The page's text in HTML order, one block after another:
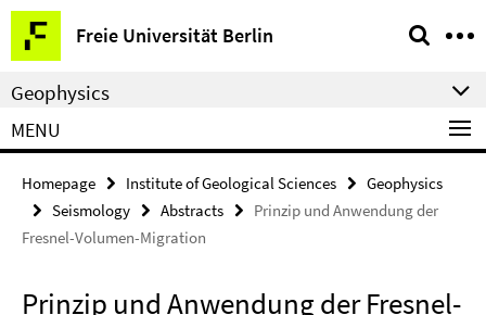
Springe
direkt
zu
Inhalt
Freie Universität Berlin
Service
Navigation
Geophysics
MENU
Homepage Institute of Geological Sciences
Geophysics
Seismology
Abstracts
Prinzip und Anwendung der
Fresnel-Volumen-Migration
Prinzip und Anwendung der Fresnel-